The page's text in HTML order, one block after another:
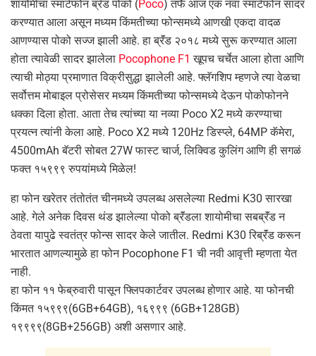
शायोमीचा स्मार्टफोन ब्रॅंड पोको (Poco) तर्फे आज एक नवा स्मार्टफोन सादर
करण्यात आला असून मध्यम किंमतीच्या फोन्समध्ये आणखी एकदा वादळ
आणण्यास पोको सज्ज झाली आहे. हा ब्रॅंड २०१८ मध्ये सुरू करण्यात आला
होता त्यावेळी सादर झालेला Pocophone F1 खूपच चर्चेत आला होता आणि
त्याची मोठ्या प्रमाणात विक्रीसुद्धा झालेली आहे. फ्लॅगशिप म्हणजे त्या वेळचा
सर्वोत्तम मोबाइल प्रोसेसर मध्यम किंमतीच्या फोन्समध्ये देऊन पोकोफोनने
धक्का दिला होता. आता तेच त्यांच्या या नव्या Poco X2 मध्ये करण्याचा
प्रयत्न त्यांनी केला आहे. Poco X2 मध्ये 120Hz डिस्प्ले, 64MP कॅमेरा,
4500mAh बॅटरी सोबत 27W फास्ट चार्ज, लिक्विड कुलिंग आणि ही सगळं
फक्त १५९९९ रुपयांमध्ये मिळेल!
हा फोन खरेतर तंतोतंत चीनमध्ये उपलब्ध असलेल्या Redmi K30 सारखा
आहे. गेले अनेक दिवस थंड झालेल्या पोको ब्रॅंडला शायोमीचा सबब्रॅंड न
ठेवता यापुढे स्वतंत्र फोन्स सादर केले जातील. Redmi K30 रिब्रॅंड करून
भारतात आणल्यामुळे हा फोन Pocophone F1 ची नवी आवृत्ती म्हणता येत
नाही.
हा फोन ११ फेब्रुवारी पासून फ्लिपकार्टवर उपलब्ध होणार आहे. या फोनची
किंमत १५९९९(6GB+64GB), १६९९९ (6GB+128GB)
१९९९९(8GB+256GB) अशी असणार आहे.